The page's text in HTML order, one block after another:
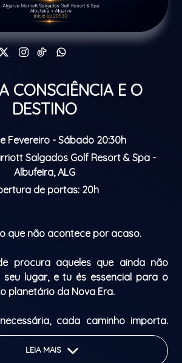
CONSCIÊNCIA E O
DESTINO
Fevereiro - Sábado 20:30h
Salgados Golf Resort & Spa -
Albufeira, ALG
de portas: 20h
que não acontece por acaso.
procura aqueles que ainda não
lugar, e tu és essencial para o
planetário da Nova Era.
cada caminho importa.
uma missão, mas ainda não
percurso?
LEIA MAIS